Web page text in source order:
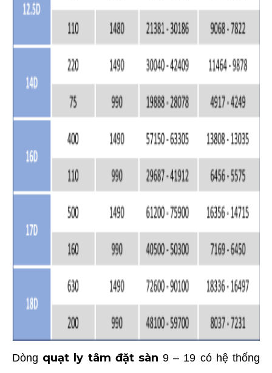
Dòng quạt ly tâm đặt sàn9 – 19 có hệ thống